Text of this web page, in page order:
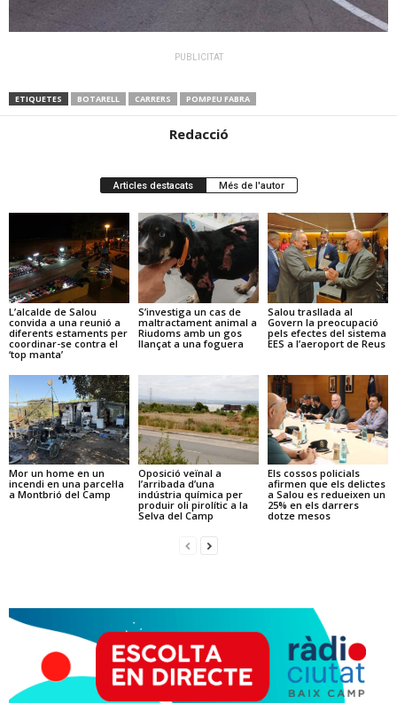
PUBLICITAT
ETIQUETES BOTARELL CARRERS POMPEU FABRA
Redacció
Articles destacats Més de l'autor
L’alcalde de Salou
convida a una reunió a
diferents estaments per
coordinar-se contra el
‘top manta’
S’investiga un cas de
maltractament animal a
Riudoms amb un gos
llançat a una foguera
Salou trasllada al
Govern la preocupació
pels efectes del sistema
EES a l’aeroport de Reus
Mor un home en un
incendi en una parcel·la
a Montbrió del Camp
Oposició veïnal a
l’arribada d’una
indústria química per
produir oli pirolític a la
Selva del Camp
Els cossos policials
afirmen que els delictes
a Salou es redueixen un
25% en els darrers
dotze mesos